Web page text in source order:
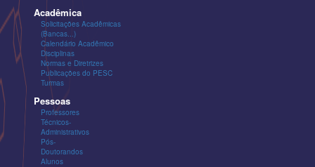
Acadêmica
Solicitações Acadêmicas
(Bancas...)
Calendário Acadêmico
Disciplinas
Normas e Diretrizes
Publicações do PESC
Turmas
Pessoas
Professores
Técnicos-
Administrativos
Pós-
Doutorandos
Alunos